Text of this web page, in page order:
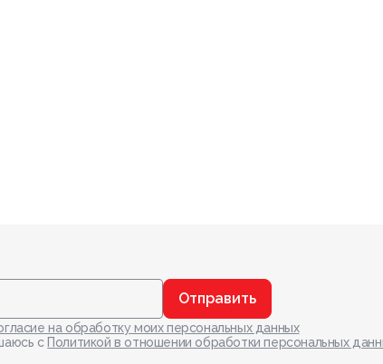
Отправить
на обработку моих персональных данных
с Политикой в отношении обработки персональных